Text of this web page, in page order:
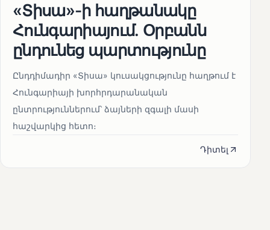
«Տիսա»-ի հաղթանակը
Հունգարիայում․ Օրբանն
ընդունեց պարտությունը
Ընդդիմադիր «Տիսա» կուսակցությունը հաղթում է
Հունգարիայի խորհրդարանական
ընտրություններում՝ ձայների զգալի մասի
հաշվարկից հետո։
Դիտել